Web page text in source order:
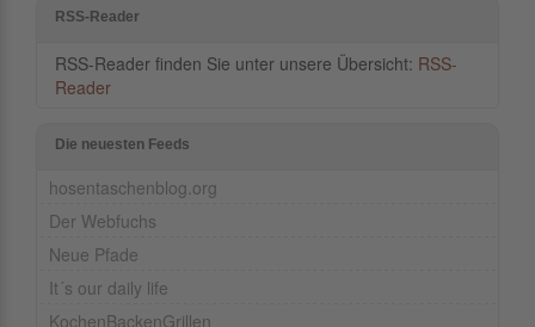
RSS-Reader
RSS-Reader finden Sie unter unsere Übersicht: RSS-
Reader
Die neuesten Feeds
hosentaschenblog.org
Der Webfuchs
Neue Pfade
It´s our daily life
KochenBackenGrillen